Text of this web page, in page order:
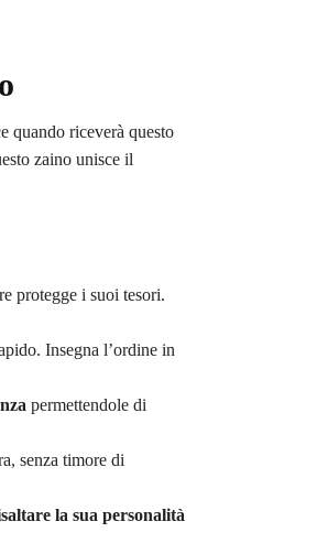
quando riceverà questo
zaino unisce il
protegge i suoi tesori.
Insegna l’ordine in
permettendole di
senza timore di
la sua personalità